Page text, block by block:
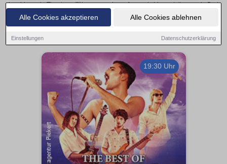
Alle Cookies akzeptieren Alle Cookies ablehnen
Einstellungen Datenschutzerklärung
inspirierende Theateraufführungen oder aufregende Veranstaltungen in Bad
Staffelstein – hier finden alles im Überblick und Tickets.
19:30 Uhr